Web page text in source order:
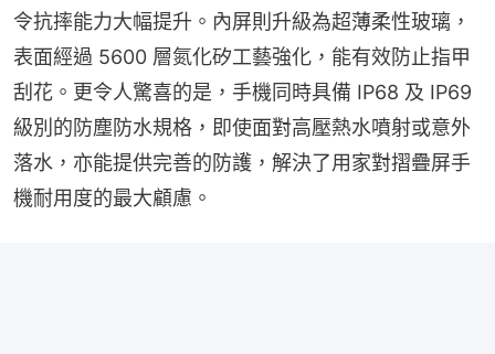
令抗摔能力大幅提升。內屏則升級為超薄柔性玻璃，
表面經過 5600 層氮化矽工藝強化，能有效防止指甲
刮花。更令人驚喜的是，手機同時具備 IP68 及 IP69
級別的防塵防水規格，即使面對高壓熱水噴射或意外
落水，亦能提供完善的防護，解決了用家對摺疊屏手
機耐用度的最大顧慮。